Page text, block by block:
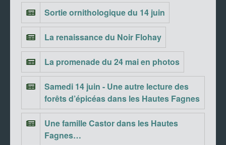
Sortie ornithologique du 14 juin
La renaissance du Noir Flohay
La promenade du 24 mai en photos
Samedi 14 juin - Une autre lecture des
forêts d’épicéas dans les Hautes Fagnes
Une famille Castor dans les Hautes
Fagnes…